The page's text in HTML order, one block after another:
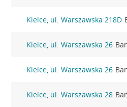
Kielce, ul. Warszawska 218D
Kielce, ul. Warszawska 26
Kielce, ul. Warszawska 26
Kielce, ul. Warszawska 28